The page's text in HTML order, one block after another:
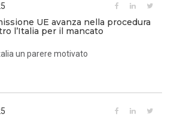
UE avanza nella procedura
l’Italia per il mancato
un parere motivato